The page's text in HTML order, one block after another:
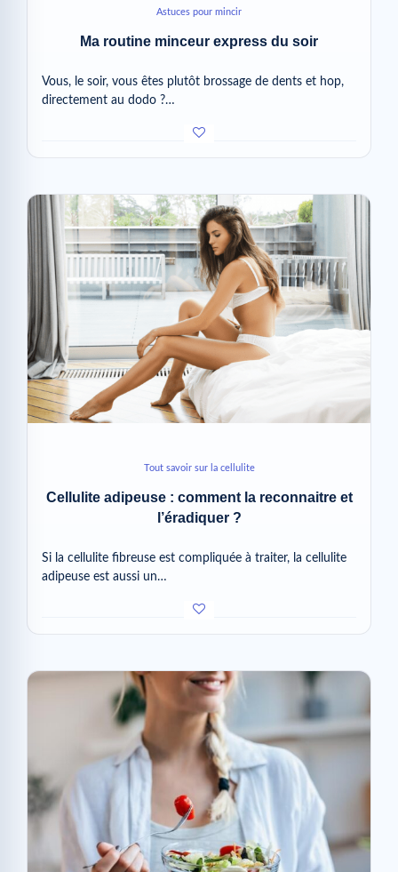
Astuces pour mincir
Ma routine minceur express du soir
Vous, le soir, vous êtes plutôt brossage de dents et hop,
directement au dodo ?…
Tout savoir sur la cellulite
Cellulite adipeuse : comment la reconnaitre et
l’éradiquer ?
Si la cellulite fibreuse est compliquée à traiter, la cellulite
adipeuse est aussi un…